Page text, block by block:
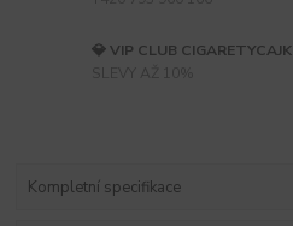
💎 VIP CLUB CIGARETYCAJK
Kompletní specifikace